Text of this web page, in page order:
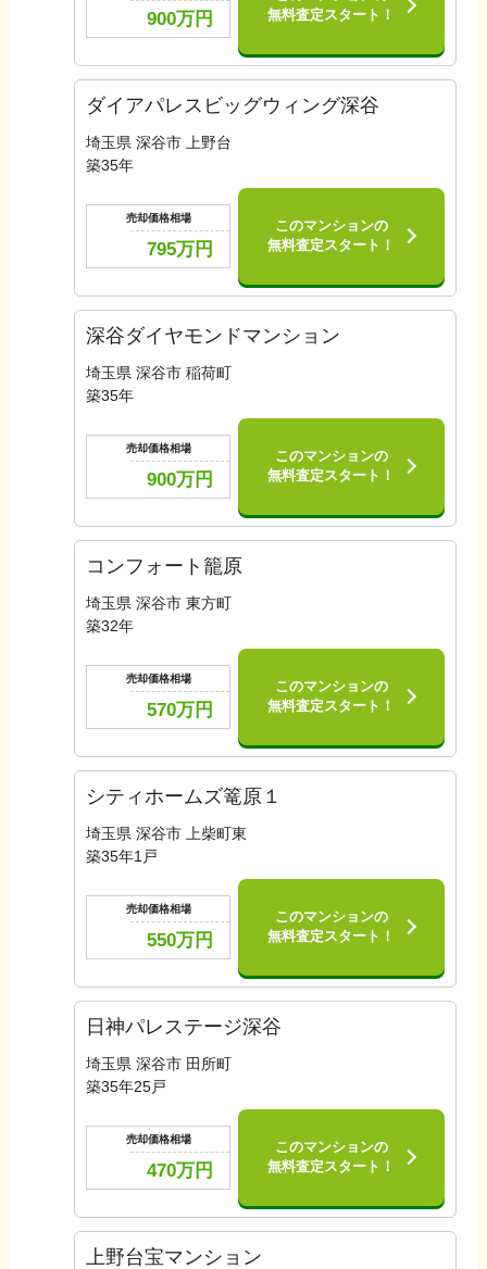
900万円
無料査定スタート！
ダイアパレスビッグウィング深谷
埼玉県 深谷市 上野台
築35年
売却価格相場
795万円
このマンションの
無料査定スタート！
深谷ダイヤモンドマンション
埼玉県 深谷市 稲荷町
築35年
売却価格相場
900万円
このマンションの
無料査定スタート！
コンフォート籠原
埼玉県 深谷市 東方町
築32年
売却価格相場
570万円
このマンションの
無料査定スタート！
シティホームズ篭原１
埼玉県 深谷市 上柴町東
築35年1 戸
売却価格相場
550万円
このマンションの
無料査定スタート！
日神パレステージ深谷
埼玉県 深谷市 田所町
築35年25戸
売却価格相場
470万円
このマンションの
無料査定スタート！
上野台宝マンション